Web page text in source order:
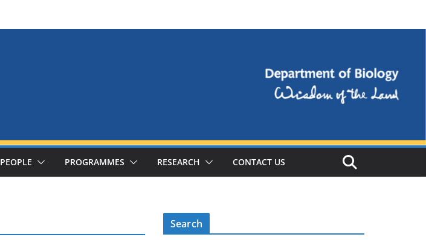
PEOPLE PROGRAMMES RESEARCH CONTACT US
Search